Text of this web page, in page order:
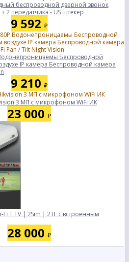
беспроводной дверной звонок
2 передатчика - US штекер
9 592 ₽
Водонепроницаемы Беспроводной
IP камера Беспроводной камера
9 210 ₽
3 МП с микрофоном WiFi ИК
23 000 ₽
Fi | TV | 2Sim | 2TF с встроенным
28 000 ₽